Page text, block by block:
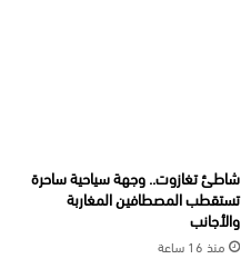
شاطئ تغازوت.. وجهة سياحية ساحرة
تستقطب المصطافين المغاربة
والأجانب
منذ 16 ساعة